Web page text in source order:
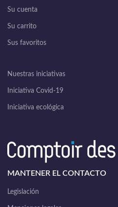
Su cuenta
Su carrito
Sus favoritos
Nuestras iniciativas
Iniciativa Covid-19
Iniciativa ecológica
MANTENER EL CONTACTO
Legislación